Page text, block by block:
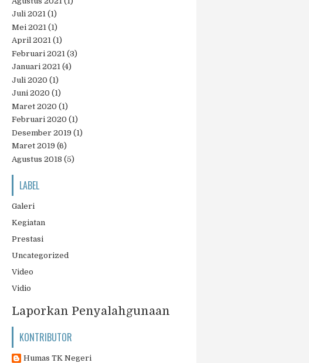
Juli 2021 (1)
Mei 2021 (1)
April 2021 (1)
Februari 2021 (3)
Januari 2021 (4)
Juli 2020 (1)
Juni 2020 (1)
Maret 2020 (1)
Februari 2020 (1)
Desember 2019 (1)
Maret 2019 (6)
Agustus 2018 (5)
LABEL
Galeri
Kegiatan
Prestasi
Uncategorized
Video
Vidio
Laporkan Penyalahgunaan
KONTRIBUTOR
Humas TK Negeri